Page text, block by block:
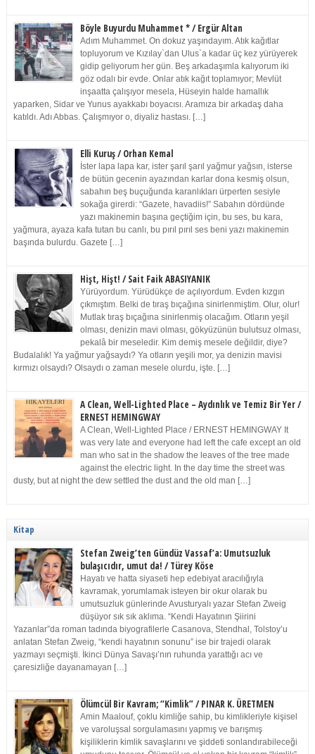
Böyle Buyurdu Muhammet * / Ergür Altan
Adım Muhammet. On dokuz yaşındayım. Atık kağıtlar
topluyorum ve Kızılay`dan Ulus`a kadar üç kez yürüyerek
gidip geliyorum her gün. Beş arkadaşımla kalıyorum iki
göz odalı bir evde. Onlar atık kağıt toplamıyor; Mevlüt
inşaatta çalışıyor mesela, Hüseyin halde hamallık
yaparken, Sidar ve Yunus ayakkabı boyacısı. Aramıza bir arkadaş daha
katıldı. Adı Abbas. Çalışmıyor o, diyaliz hastası. […]
Elli Kuruş / Orhan Kemal
İster lapa lapa kar, ister şarıl şarıl yağmur yağsın, isterse
de bütün gecenin ayazından karlar dona kesmiş olsun,
sabahın beş buçuğunda karanlıkları ürperten sesiyle
sokağa girerdi: “Gazete, havadiis!” Sabahın dördünde
yazı makinemin başına geçtiğim için, bu ses, bu kara,
yağmura, ayaza kafa tutan bu canlı, bu pırıl pırıl ses beni yazı makinemin
başında bulurdu. Gazete […]
Hişt, Hişt! / Sait Faik ABASIYANIK
Yürüyordum. Yürüdükçe de açılıyordum. Evden kızgın
çıkmıştım. Belki de tıraş bıçağına sinirlenmiştim. Olur, olur!
Mutlak tıraş bıçağına sinirlenmiş olacağım. Otların yeşil
olması, denizin mavi olması, gökyüzünün bulutsuz olması,
pekalâ bir meseledir. Kim demiş mesele değildir, diye?
Budalalık! Ya yağmur yağsaydı? Ya otların yeşili mor, ya denizin mavisi
kırmızı olsaydı? Olsaydı o zaman mesele olurdu, işte. […]
A Clean, Well-Lighted Place – Aydınlık ve Temiz Bir Yer /
ERNEST HEMINGWAY
A Clean, Well-Lighted Place / ERNEST HEMINGWAY It
was very late and everyone had left the cafe except an old
man who sat in the shadow the leaves of the tree made
against the electric light. In the day time the street was
dusty, but at night the dew settled the dust and the old man […]
Kitap
Stefan Zweig’ten Gündüz Vassaf’a: Umutsuzluk
bulaşıcıdır, umut da! / Türey Köse
Hayatı ve hatta siyaseti hep edebiyat aracılığıyla
kavramak, yorumlamak isteyen bir okur olarak bu
umutsuzluk günlerinde Avusturyalı yazar Stefan Zweig
düşüyor sık sık aklıma. “Kendi Hayatının Şiirini
Yazanlar”da roman tadında biyografilerle Casanova, Stendhal, Tolstoy’u
anlatan Stefan Zweig, “kendi hayatının sonunu” ise bir trajedi olarak
yazmayı seçmişti. İkinci Dünya Savaşı’nın ruhunda yarattığı acı ve
çaresizliğe dayanamayan […]
Ölümcül Bir Kavram; “Kimlik” / PINAR K. ÜRETMEN
Amin Maalouf, çoklu kimliğe sahip, bu kimlikleriyle kişisel
ve varoluşsal sorgulamasını yapmış ve barışmış
kişiliklerin kimlik savaşlarını ve şiddeti sonlandırabileceği